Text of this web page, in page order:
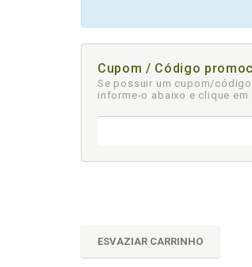
Cupom / Código
Se possuir um cupom/
informe-o abaixo e clique em
ESVAZIAR CARRINHO